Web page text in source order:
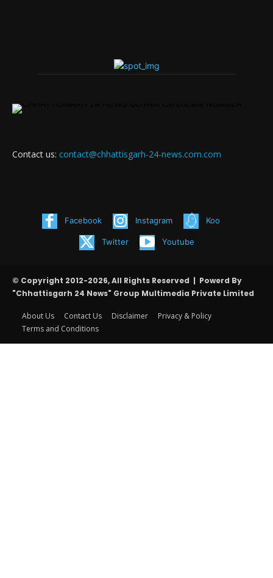
Contact us: contact@chhattisgarh-24-news.com.com
Facebook Instagram Koo
Twitter Youtube
© Copyright 2012-2026, All Rights Reserved | Powerd By
"Chhattisgarh 24 News" Group Multimedia Private Limited
About Us Contact Us Disclaimer
Privacy & Policy
Terms and Conditions